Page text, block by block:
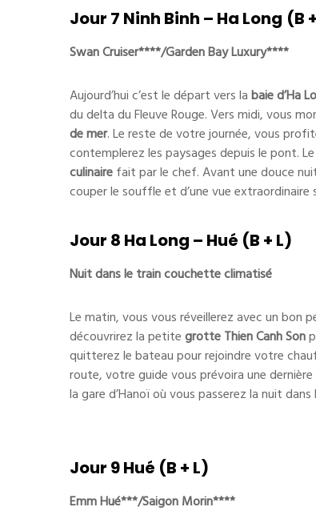
Jour 7 Ninh Binh – Ha Long (B
Swan Cruiser****/Garden Bay Luxury****
Aujourd’hui c’est le départ vers labaie d’Ha
du delta du Fleuve Rouge. Vers midi, vous
de mer. Le reste de votre journée, vous
contemplerez les paysages depuis le pont.
culinairefait par le chef. Avant une douce
couper le souffle et d’une vue extraordinaire
Jour 8 Ha Long – Hué (B + L)
Nuit dans le train couchette climatisé
Le matin, vous vous réveillerez avec un bon
découvrirez la petitegrotte Thien CanhSon
quitterez le bateau pour rejoindre votre
route, votre guide vous prévoira une dernière
la gare d’Hanoï où vous passerez la nuit
Jour 9 Hué (B + L)
Emm Hué***/Saigon Morin****